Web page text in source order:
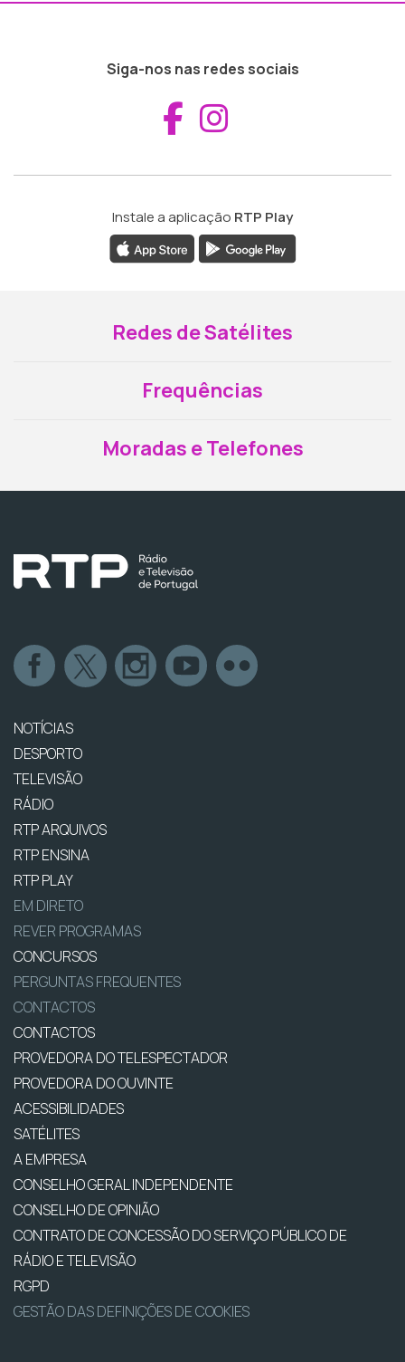
Siga-nos nas redes sociais
Aceder ao
Instale a aplicação RTP Play
Redes de Satélites
Frequências
Moradas e Telefones
NOTÍCIAS
DESPORTO
TELEVISÃO
RÁDIO
RTP ARQUIVOS
RTP ENSINA
RTP PLAY
EM DIRETO
REVER PROGRAMAS
CONCURSOS
PERGUNTAS FREQUENTES
CONTACTOS
CONTACTOS
PROVEDORA DO TELESPECTADOR
PROVEDORA DO OUVINTE
ACESSIBILIDADES
SATÉLITES
A EMPRESA
CONSELHO GERAL INDEPENDENTE
CONSELHO DE OPINIÃO
CONTRATO DE CONCESSÃO DO SERVIÇO PÚBLICO DE
RÁDIO E TELEVISÃO
RGPD
GESTÃO DAS DEFINIÇÕES DE COOKIES